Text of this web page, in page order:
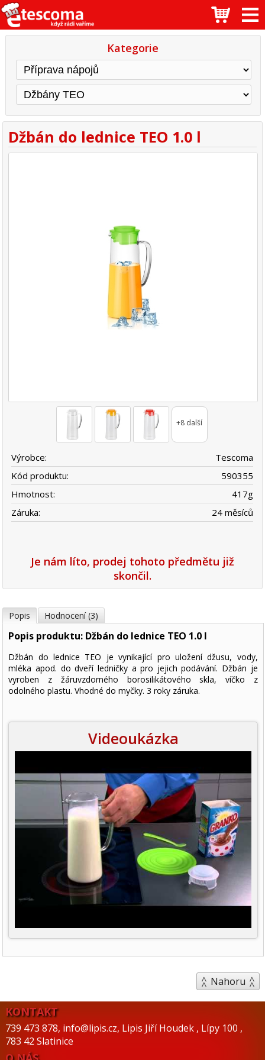
Kategorie
Džbán do lednice TEO 1.0 l
+8 další
Výrobce:
Tescoma
Kód produktu:
590355
Hmotnost:
417g
Záruka:
24 měsíců
Je nám líto, prodej tohoto předmětu již
skončil.
Popis Hodnocení (3)
Popis produktu: Džbán do lednice TEO 1.0 l
Džbán do lednice TEO je vynikající pro uložení džusu, vody,
mléka apod. do dveří ledničky a pro jejich podávání. Džbán je
vyroben z žáruvzdorného borosilikátového skla, víčko z
odolného plastu. Vhodné do myčky. 3 roky záruka.
Videoukázka
Nahoru
KONTAKT
739 473 878, info@lipis.cz, Lipis Jiří Houdek , Lípy 100 ,
783 42 Slatinice